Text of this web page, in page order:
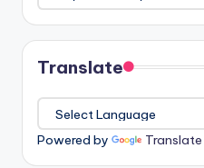
Translate
Powered by Translate